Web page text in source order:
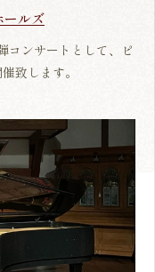
ールズ
コンサートとして、ピ
致します。